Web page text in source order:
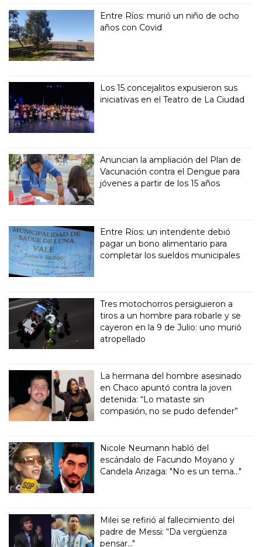
Entre Ríos: murió un niño de ocho
años con Covid
Los 15 concejalitos expusieron sus
iniciativas en el Teatro de La Ciudad
Anuncian la ampliación del Plan de
Vacunación contra el Dengue para
jóvenes a partir de los 15 años
Entre Ríos: un intendente debió
pagar un bono alimentario para
completar los sueldos municipales
Tres motochorros persiguieron a
tiros a un hombre para robarle y se
cayeron en la 9 de Julio: uno murió
atropellado
La hermana del hombre asesinado
en Chaco apuntó contra la joven
detenida: “Lo mataste sin
compasión, no se pudo defender”
Nicole Neumann habló del
escándalo de Facundo Moyano y
Candela Arizaga: "No es un tema..."
Milei se refirió al fallecimiento del
padre de Messi: “Da vergüenza
pensar..."